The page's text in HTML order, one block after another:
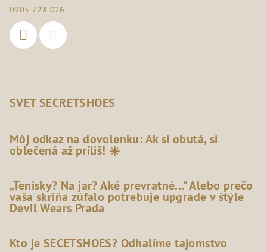
0905 728 026
SVET SECRETSHOES
Môj odkaz na dovolenku: Ak si obutá, si
oblečená až príliš! ☀️
„Tenisky? Na jar? Aké prevratné...“ Alebo prečo
vaša skriňa zúfalo potrebuje upgrade v štýle
Devil Wears Prada
Kto je SECETSHOES? Odhalíme tajomstvo